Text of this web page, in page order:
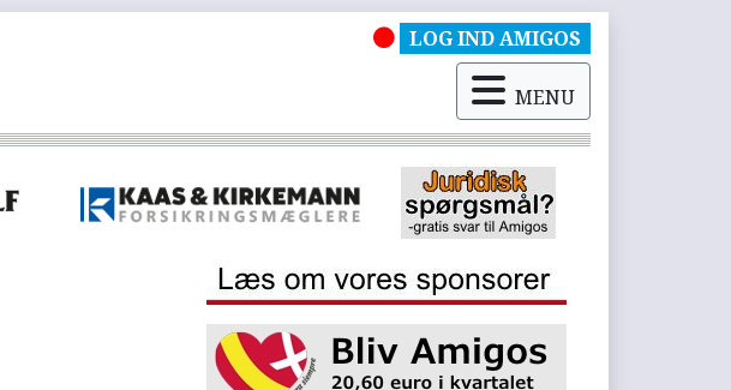
LOG IND AMIGOS
MENU